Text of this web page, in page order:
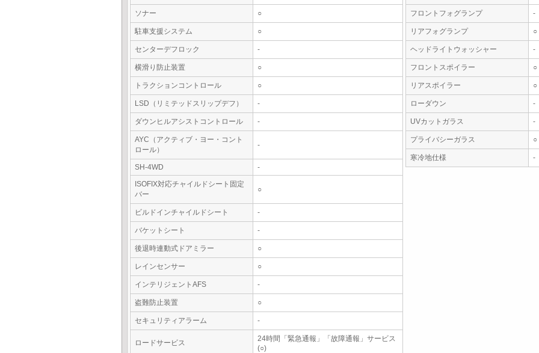
ソナー ○
駐車支援システム ○
センターデフロック -
横滑り防止装置 ○
トラクションコントロール ○
LSD（リミテッドスリップデフ） -
ダウンヒルアシストコントロール -
AYC（アクティブ・ヨー・コント
ロール）
-
SH-4WD
-
ISOFIX対応チャイルドシート固定
バー
○
ビルドインチャイルドシート -
バケットシート -
後退時連動式ドアミラー ○
レインセンサー ○
インテリジェントAFS -
盗難防止装置 ○
セキュリティアラーム -
ロードサービス
24時間「緊急通報」「故障通報」サービス
(○)
フロントフォグランプ -
リアフォグランプ ○
ヘッドライトウォッシャー -
フロントスポイラー ○
リアスポイラー ○
ローダウン -
UVカットガラス -
プライバシーガラス ○
寒冷地仕様 -